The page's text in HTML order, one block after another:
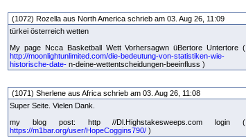
(1072) Rozella aus North America schrieb am 03. Aug 26, 11:09
türkei österreich wetten
My page Ncca Basketball Wett Vorhersagwn üBertore Untertore (
http://moonlightunlimited.com/die-bedeutung-von-statistiken-wie-
historische-date- n-deine-wettentscheidungen-beeinfluss )
(1071) Sherlene aus Africa schrieb am 03. Aug 26, 11:08
Super Seite. Vielen Dank.
my blog post: http //Dl.Highstakesweeps.com login (
https://m1bar.org/user/HopeCoggins790/ )